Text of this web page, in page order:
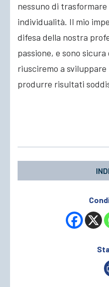
nessuno di
individualità. Il mio
difesa della nostra
passione, e sono
riusciremo a sviluppare
produrre risultati